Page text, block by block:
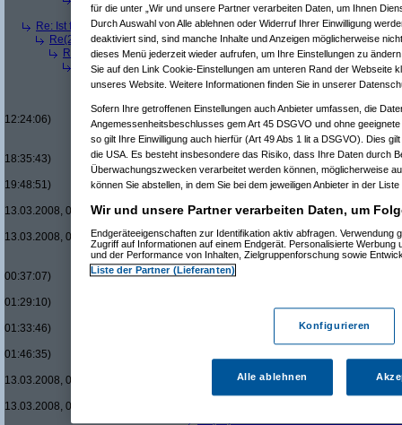
Re(5): Ist für mich ein Benzin- oder ein Dieselmotor geeigneter?
Re: Ist für mich ein Benzin- oder ein Dieselmotor geeigneter?(Superfast
Re(2): Ist für mich ein Benzin- oder ein Dieselmotor geeigneter?(dizo
Re(3): Ist für mich ein Benzin- oder ein Dieselmotor geeigneter?(
Re(4): Ist für mich ein Benzin- oder ein Dieselmotor geeigneter?(
Re(5): Ist für mich ein Benzin- oder ein Dieselmotor geeigneter?
Re(7): Ist für mich ein Benzin- oder ein Dieselmotor
12:24:06)
Re(8): Ist für mich ein Benzin- oder ein Dieselmotor
Re(9): Ist für mich ein Benzin- oder ein Dieselmotor
18:35:43)
Re(10): Ist für mich ein Benzin- oder ein
19:48:51)
13.03.2008, 00:31:57)
13.03.2008, 04:20:58)
Re(7): Ist für mich ein Benzin- oder ein Dieselmotor
Re(7): Ist für mich ein Benzin- oder ein Dieselmotor
00:37:07)
01:29:10)
01:33:46)
Re(10): Ist für mich ein Benzin- oder ein
01:46:35)
13.03.2008, 01:53:27)
Re(12): Ist für mich ein Benzin- oder ein
13.03.2008, 01:55:01)
für die unter „Wir und unsere Partner verarbeiten Daten, um Ihnen
Durch Auswahl von Alle ablehnen oder Widerruf Ihrer Einwilligung
deaktiviert sind, sind manche Inhalte und Anzeigen möglicherweise
dieses Menü jederzeit wieder aufrufen, um Ihre Einstellungen zu
Sie auf den Link Cookie-Einstellungen am unteren Rand der Webseite
unseres Website. Weitere Informationen finden Sie in unserer
Sofern Ihre getroffenen Einstellungen auch Anbieter umfassen, die
Angemessenheitsbeschlusses gem Art 45 DSGVO und ohne
so gilt Ihre Einwilligung auch hierfür (Art 49 Abs 1 lit a DSGVO). Dies
die USA. Es besteht insbesondere das Risiko, dass Ihre Daten durch
Überwachungszwecken verarbeitet werden können, möglicherweise
können Sie abstellen, in dem Sie bei dem jeweiligen Anbieter in der
Wir und unsere Partner verarbeiten Daten, um
Endgeräteeigenschaften zur Identifikation aktiv abfragen. Verwendung
Zugriff auf Informationen auf einem Endgerät. Personalisierte Werbung
und der Performance von Inhalten, Zielgruppenforschung sowie
Liste der Partner (Lieferanten)
Konfigurieren
Alle ablehnen